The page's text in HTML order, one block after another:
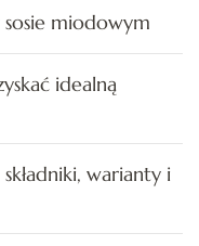
sosie miodowym
idealną
warianty i